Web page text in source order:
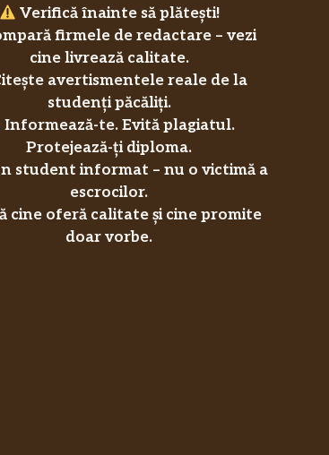
Verifică înainte să plătești!
firmele de redactare – vezi
cine livrează calitate.
avertismentele reale de la
studenți păcăliți.
Informează-te. Evită plagiatul.
Protejează-ți diploma.
student informat – nu o victimă a
escrocilor.
cine oferă calitate și cine promite
doar vorbe.